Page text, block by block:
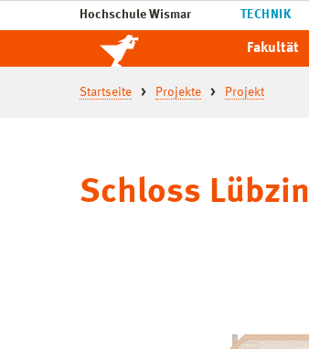
Hochschule Wismar TECHNIK
Fakultät
Startseite Projekte Projekt
Schloss Lübzin